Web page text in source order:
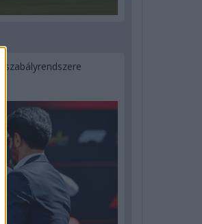
szabályrendszere